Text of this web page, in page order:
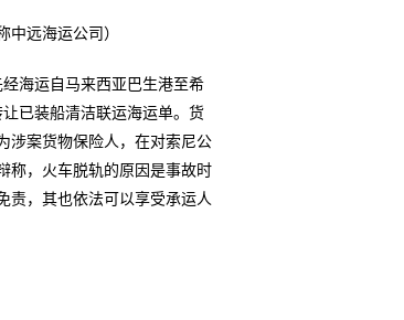
中远海运公司）
海运自马来西亚巴生港至希
已装船清洁联运海运单。货
涉案货物保险人，在对索尼公
称，火车脱轨的原因是事故时
责，其也依法可以享受承运人